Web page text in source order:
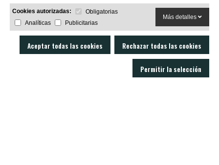
Fuera de stock
Cookies autorizadas:
Obligatorias
Analíticas
Publicitarias
Más detalles
Aceptar todas las cookies Rechazar todas las cookies
Permitir la selección